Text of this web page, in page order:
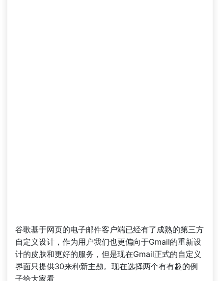
谷歌基于网页的电子邮件客户端已经有了成熟的第三方
自定义设计，作为用户我们也更偏向于Gmail的重新设
计的皮肤和更好的服务，但是现在Gmail正式的自定义
界面只提供30来种新主题。现在选择两个有有趣的例
子给大家看